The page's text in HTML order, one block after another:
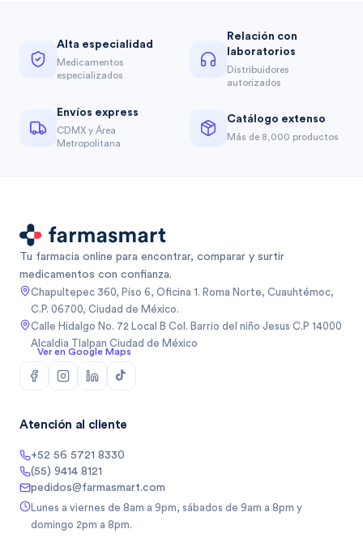
Alta especialidad
Medicamentos
especializados
Relación con
laboratorios
Distribuidores
autorizados
Envíos express
CDMX y Área
Metropolitana
Catálogo extenso
Más de 8,000 productos
Tu farmacia online para encontrar, comparar y surtir
medicamentos con confianza.
Chapultepec 360, Piso 6, Oficina 1. Roma Norte, Cuauhtémoc,
C.P. 06700, Ciudad de México.
Calle Hidalgo No. 72 Local B Col. Barrio del niño Jesus C.P 14000
Alcaldia Tlalpan Ciudad de México
Ver en Google Maps
Atención al cliente
+52 56 5721 8330
(55) 9414 8121
pedidos@farmasmart.com
Lunes a viernes de 8am a 9pm, sábados de 9am a 8pm y
domingo 2pm a 8pm.